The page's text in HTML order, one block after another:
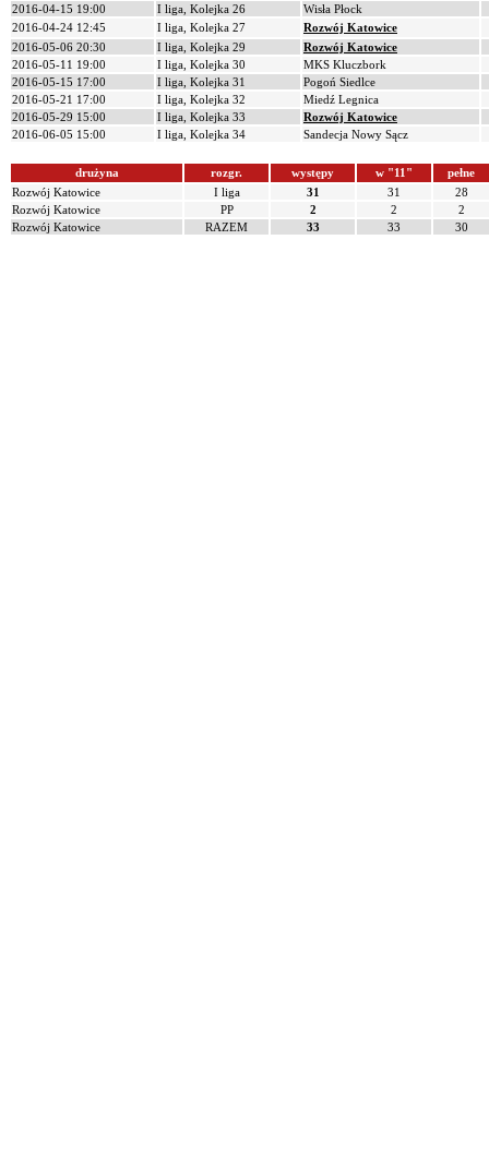
2016-04-15 19:00
I liga, Kolejka 26
Wisła Płock
2016-04-24 12:45
I liga, Kolejka 27
Rozwój Katowice
2016-05-06 20:30
I liga, Kolejka 29
Rozwój Katowice
2016-05-11 19:00
I liga, Kolejka 30
MKS Kluczbork
2016-05-15 17:00
I liga, Kolejka 31
Pogoń Siedlce
2016-05-21 17:00
I liga, Kolejka 32
Miedź Legnica
2016-05-29 15:00
I liga, Kolejka 33
Rozwój Katowice
2016-06-05 15:00
I liga, Kolejka 34 Sandecja Nowy Sącz
drużyna rozgr. występy w "11"
pełne
Rozwój Katowice
I liga 31 31
28
Rozwój Katowice
PP 2 2
2
Rozwój Katowice
RAZEM 33 33 30